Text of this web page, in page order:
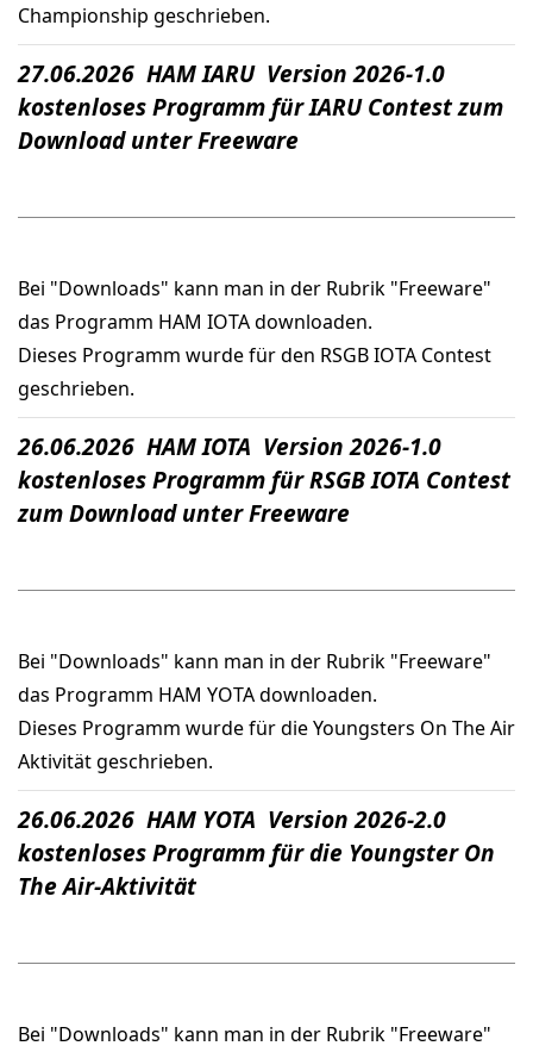
Championship geschrieben.
27.06.2026 HAM IARU Version 2026-1.0
kostenloses Programm für IARU Contest zum
Download unter Freeware
Bei "Downloads" kann man in der Rubrik "Freeware"
das Programm HAM IOTA downloaden.
Dieses Programm wurde für den RSGB IOTA Contest
geschrieben.
26.06.2026 HAM IOTA Version 2026-1.0
kostenloses Programm für RSGB IOTA Contest
zum Download unter Freeware
Bei "Downloads" kann man in der Rubrik "Freeware"
das Programm HAM YOTA downloaden.
Dieses Programm wurde für die Youngsters On The Air
Aktivität geschrieben.
26.06.2026 HAM YOTA Version 2026-2.0
kostenloses Programm für die Youngster On
The Air-Aktivität
Bei "Downloads" kann man in der Rubrik "Freeware"